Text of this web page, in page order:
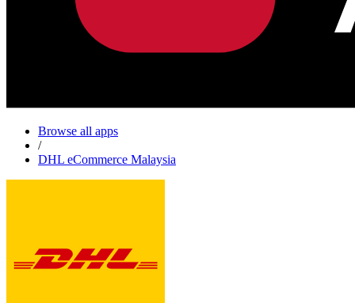
Browse all apps
/
DHL eCommerce Malaysia